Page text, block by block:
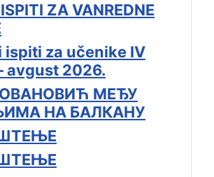
ZA VANREDNE
ispiti za učenike IV
avgust 2026.
МЕЂУ
НА БАЛКАНУ